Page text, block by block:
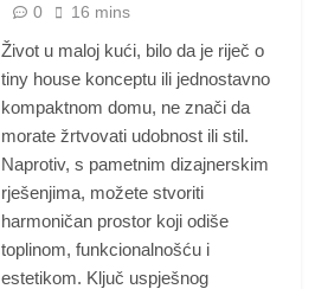
0
16 mins
Život u maloj kući, bilo da je riječ o
tiny house konceptu ili jednostavno
kompaktnom domu, ne znači da
morate žrtvovati udobnost ili stil.
Naprotiv, s pametnim dizajnerskim
rješenjima, možete stvoriti
harmoničan prostor koji odiše
toplinom, funkcionalnošću i
estetikom. Ključ uspješnog